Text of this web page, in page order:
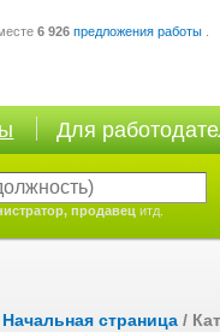
6 926 предложения работы
Для
продавец итд.
Начальная страница /